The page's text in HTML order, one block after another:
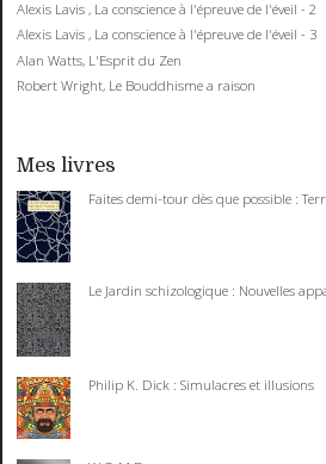
Alexis Lavis , La conscience à l'épreuve de l'éveil - 2
Alexis Lavis , La conscience à l'épreuve de l'éveil - 3
Alan Watts, L'Esprit du Zen
Robert Wright, Le Bouddhisme a raison
Mes livres
Faites demi-tour dès que possible :
Le Jardin schizologique : Nouvelles
Philip K. Dick : Simulacres et illusions